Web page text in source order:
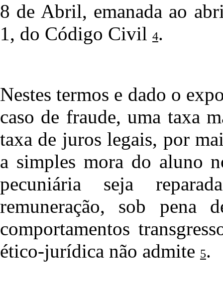
8 de Abril, emanada ao
1, do Código Civil 4.
Nestes termos e dado o
caso de fraude, uma taxa
taxa de juros legais, por
a simples mora do aluno
pecuniária seja
remuneração, sob pena
comportamentos
ético-jurídica não admite 5.